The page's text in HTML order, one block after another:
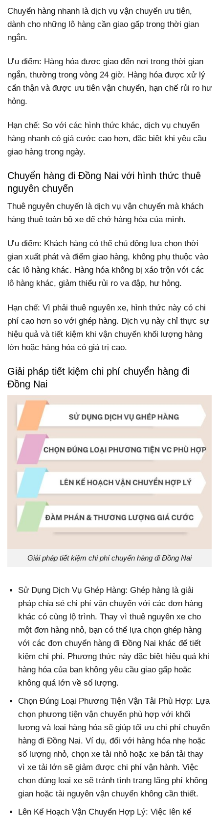
Chuyển hàng nhanh là dịch vụ vận chuyển ưu tiên,
dành cho những lô hàng cần giao gấp trong thời gian
ngắn.
Ưu điểm: Hàng hóa được giao đến nơi trong thời gian
ngắn, thường trong vòng 24 giờ. Hàng hóa được xử lý
cẩn thận và được ưu tiên vận chuyển, hạn chế rủi ro hư
hỏng.
Hạn chế: So với các hình thức khác, dịch vụ chuyển
hàng nhanh có giá cước cao hơn, đặc biệt khi yêu cầu
giao hàng trong ngày.
Chuyển hàng đi Đồng Nai với hình thức thuê
nguyên chuyến
Thuê nguyên chuyến là dịch vụ vận chuyển mà khách
hàng thuê toàn bộ xe để chở hàng hóa của mình.
Ưu điểm: Khách hàng có thể chủ động lựa chọn thời
gian xuất phát và điểm giao hàng, không phụ thuộc vào
các lô hàng khác. Hàng hóa không bị xáo trộn với các
lô hàng khác, giảm thiểu rủi ro va đập, hư hỏng.
Hạn chế: Vì phải thuê nguyên xe, hình thức này có chi
phí cao hơn so với ghép hàng. Dịch vụ này chỉ thực sự
hiệu quả và tiết kiệm khi vận chuyển khối lượng hàng
lớn hoặc hàng hóa có giá trị cao.
Giải pháp tiết kiệm chi phí chuyển hàng đi
Đồng Nai
Giải pháp tiết kiệm chi phí chuyển hàng đi Đồng Nai
Sử Dụng Dịch Vụ Ghép Hàng: Ghép hàng là giải
pháp chia sẻ chi phí vận chuyển với các đơn hàng
khác có cùng lộ trình. Thay vì thuê nguyên xe cho
một đơn hàng nhỏ, bạn có thể lựa chọn ghép hàng
với các đơn chuyển hàng đi Đồng Nai khác để tiết
kiệm chi phí. Phương thức này đặc biệt hiệu quả khi
hàng hóa của bạn không yêu cầu giao gấp hoặc
không quá lớn về số lượng.
Chọn Đúng Loại Phương Tiện Vận Tải Phù Hợp: Lựa
chọn phương tiện vận chuyển phù hợp với khối
lượng và loại hàng hóa sẽ giúp tối ưu chi phí chuyển
hàng đi Đồng Nai. Ví dụ, đối với hàng hóa nhẹ hoặc
số lượng nhỏ, chọn xe tải nhỏ hoặc xe bán tải thay
vì xe tải lớn sẽ giảm được chi phí vận hành. Việc
chọn đúng loại xe sẽ tránh tình trạng lãng phí không
gian hoặc tài nguyên vận chuyển không cần thiết.
Lên Kế Hoạch Vận Chuyển Hợp Lý: Việc lên kế